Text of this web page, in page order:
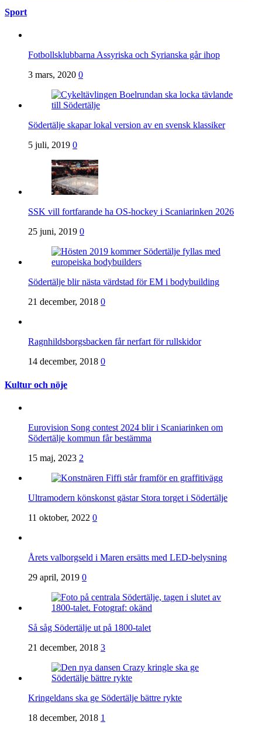
Sport
Fotbollsklubbarna Assyriska och Syrianska går ihop
3 mars, 2020 0
Södertälje skapar lokal version av en svensk klassiker
5 juli, 2019 0
SSK vill fortfarande ha OS-hockey i Scaniarinken 2026
25 juni, 2019 0
Södertälje blir nästa värdstad för EM i bodybuilding
21 december, 2018 0
Ragnhildsborgsbacken får nerfart för rullskidor
14 december, 2018 0
Kultur och nöje
Eurovision Song contest 2024 blir i Scaniarinken om
Södertälje kommun får bestämma
15 maj, 2023 2
Ultramodern könskonst gästar Stora torget i Södertälje
11 oktober, 2022 0
Årets valborgseld i Maren ersätts med LED-belysning
29 april, 2019 0
Så såg Södertälje ut på 1800-talet
21 december, 2018 3
Kringeldans ska ge Södertälje bättre rykte
18 december, 2018 1